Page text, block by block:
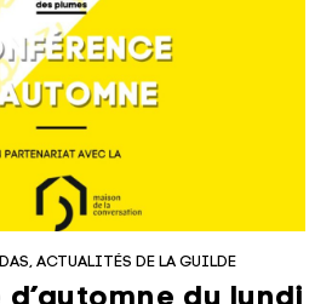
ACTUALITÉS DE LA GUILDE